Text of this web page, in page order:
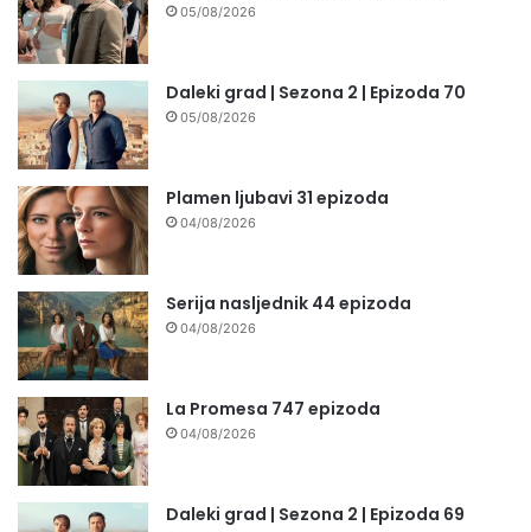
05/08/2026
Daleki grad | Sezona 2 | Epizoda 70
05/08/2026
Plamen ljubavi 31 epizoda
04/08/2026
Serija nasljednik 44 epizoda
04/08/2026
La Promesa 747 epizoda
04/08/2026
Daleki grad | Sezona 2 | Epizoda 69